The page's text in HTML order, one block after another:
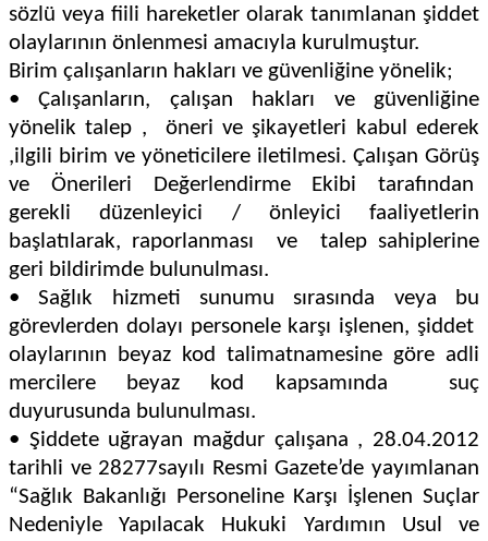
sözlü veya fiili hareketler olarak tanımlanan şiddet
olaylarının önlenmesi amacıyla kurulmuştur.
Birim çalışanların hakları ve güvenliğine yönelik;
• Çalışanların, çalışan hakları ve güvenliğine
yönelik talep , öneri ve şikayetleri kabul ederek
,ilgili birim ve yöneticilere iletilmesi. Çalışan Görüş
ve Önerileri Değerlendirme Ekibi tarafından
gerekli düzenleyici / önleyici faaliyetlerin
başlatılarak, raporlanması ve talep sahiplerine
geri bildirimde bulunulması.
• Sağlık hizmeti sunumu sırasında veya bu
görevlerden dolayı personele karşı işlenen, şiddet
olaylarının beyaz kod talimatnamesine göre adli
mercilere beyaz kod kapsamında suç
duyurusunda bulunulması.
• Şiddete uğrayan mağdur çalışana , 28.04.2012
tarihli ve 28277sayılı Resmi Gazete’de yayımlanan
“Sağlık Bakanlığı Personeline Karşı İşlenen Suçlar
Nedeniyle Yapılacak Hukuki Yardımın Usul ve